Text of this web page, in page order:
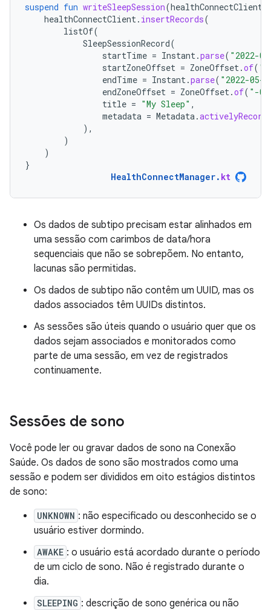
suspend fun writeSleepSession(healthConnectClient
healthConnectClient. insertRecords(
listOf(
SleepSessionRecord(
startTime = Instant.parse( "2022-
startZoneOffset = ZoneOffset.of( "-
endTime = Instant.parse( "2022-05-
endZoneOffset = ZoneOffset.of( "-
title = "My Sleep" ,
metadata = Metadata.
),
)
)
}
HealthConnectManager. kt
Os dados de subtipo precisam estar alinhados em
uma sessão com carimbos de data/hora
sequenciais que não se sobrepõem. No entanto,
lacunas são permitidas.
Os dados de subtipo não contêm um UUID, mas os
dados associados têm UUIDs distintos.
As sessões são úteis quando o usuário quer que os
dados sejam associados e monitorados como
parte de uma sessão, em vez de registrados
continuamente.
Sessões de sono
Você pode ler ou gravar dados de sono na Conexão
Saúde. Os dados de sono são mostrados como uma
sessão e podem ser divididos em oito estágios distintos
de sono:
UNKNOWN : não especificado ou desconhecido se o
usuário estiver dormindo.
AWAKE : o usuário está acordado durante o período
de um ciclo de sono. Não é registrado durante o
dia.
SLEEPING : descrição de sono genérica ou não